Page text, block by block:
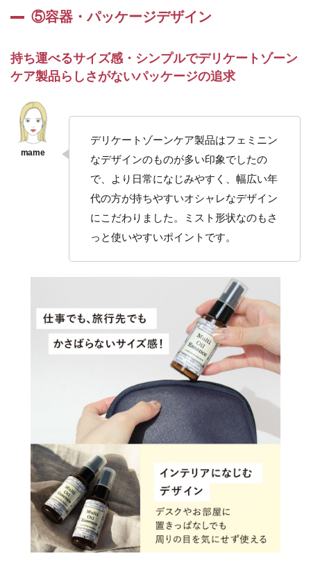
⑤容器・パッケージデザイン
持ち運べるサイズ感・シンプルでデリケートゾーン
ケア製品らしさがないパッケージの追求
デリケートゾーンケア製品はフェミニン
なデザインのものが多い印象でしたの
で、より日常になじみやすく、幅広い年
代の方が持ちやすいオシャレなデザイン
にこだわりました。ミスト形状なのもさ
っと使いやすいポイントです。